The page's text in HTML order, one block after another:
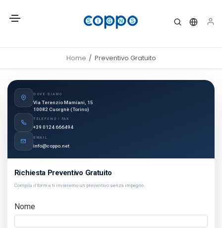
Home Preventivo Gratuito
DOVE SIAMO
Via Terenzio Mamiani, 15
10082 Cuorgnè (Torino)
TELEFONO / FAX
+39 0124 666494
EMAIL
info@coppo.net
Richiesta Preventivo Gratuito
Compila il form e ti invieremo un preventivo senza impegno.
Nome